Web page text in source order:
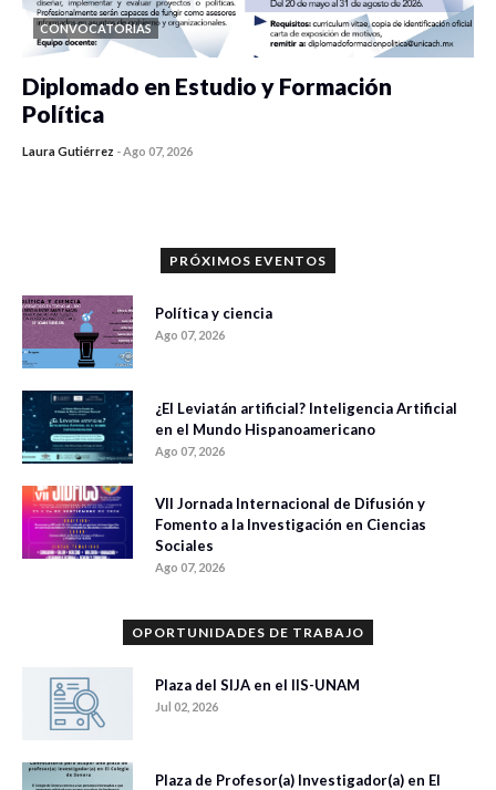
CONVOCATORIAS
Diplomado en Estudio y Formación
Política
Laura Gutiérrez -Ago 07, 2026
PRÓXIMOS EVENTOS
Política y ciencia
Ago 07, 2026
¿El Leviatán artificial? Inteligencia Artificial
en el Mundo Hispanoamericano
Ago 07, 2026
VII Jornada Internacional de Difusión y
Fomento a la Investigación en Ciencias
Sociales
Ago 07, 2026
OPORTUNIDADES DE TRABAJO
Plaza del SIJA en el IIS-UNAM
Jul 02, 2026
Plaza de Profesor(a) Investigador(a) en El